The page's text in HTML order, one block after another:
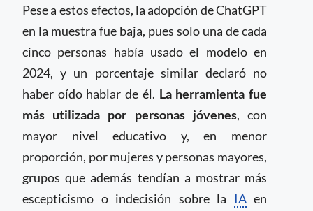
Pese a estos efectos, la adopción de ChatGPT
en la muestra fue baja, pues solo una de cada
cinco personas había usado el modelo en
2024, y un porcentaje similar declaró no
haber oído hablar de él. La herramienta fue
más utilizada por personas jóvenes, con
mayor nivel educativo y, en menor
proporción, por mujeres y personas mayores,
grupos que además tendían a mostrar más
escepticismo o indecisión sobre la IAen